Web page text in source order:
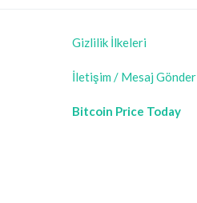
Gizlilik İlkeleri
İletişim / Mesaj Gönder
Bitcoin Price Today